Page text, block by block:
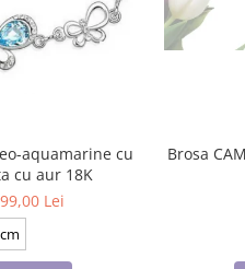
aquamarine cu
cu aur 18K
99,00 Lei